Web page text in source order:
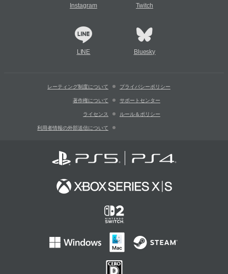
Instagram Twitch
LINE Bluesky
レーティング制度について プライバシーポリシー
著作権について サポートセンター
ライセンス ルール＆ポリシー
利用者情報の外部送信について